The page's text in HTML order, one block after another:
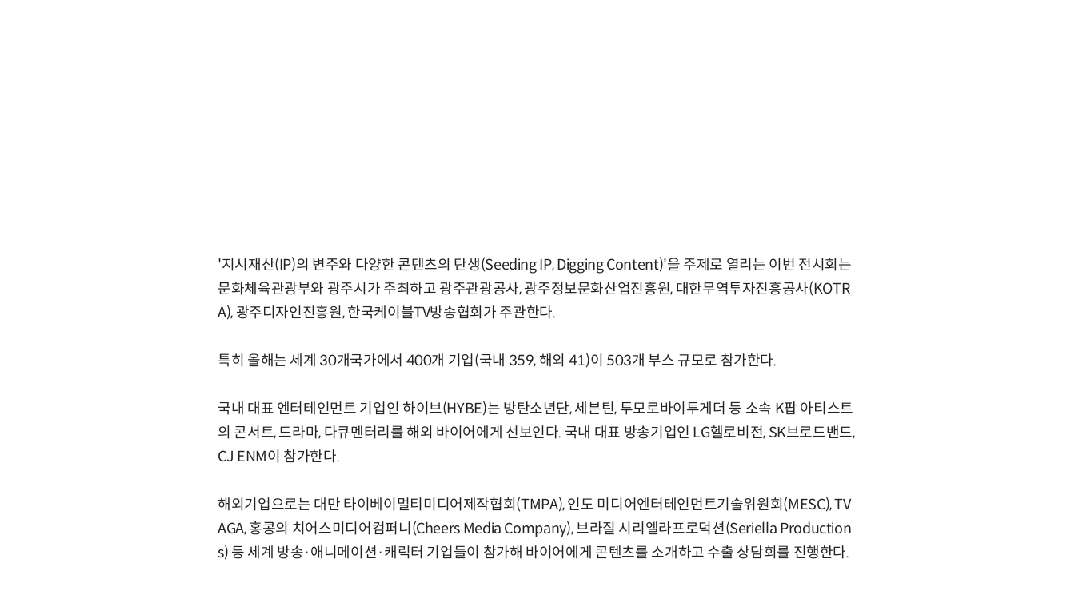
'지시재산(IP)의 변주와 다양한 콘텐츠의 탄생(Seeding IP, Digging Content)'을 주제로 열리는 이번 전시회는
문화체육관광부와 광주시가 주최하고 광주관광공사, 광주정보문화산업진흥원, 대한무역투자진흥공사(KOTR
A), 광주디자인진흥원, 한국케이블TV방송협회가 주관한다.
특히 올해는 세계 30개국가에서 400개 기업(국내 359, 해외 41)이 503개 부스 규모로 참가한다.
국내 대표 엔터테인먼트 기업인 하이브(HYBE)는 방탄소년단, 세븐틴, 투모로바이투게더 등 소속 K팝 아티스트
의 콘서트, 드라마, 다큐멘터리를 해외 바이어에게 선보인다. 국내 대표 방송기업인 LG헬로비전, SK브로드밴드,
CJ ENM이 참가한다.
해외기업으로는 대만 타이베이멀티미디어제작협회(TMPA), 인도 미디어엔터테인먼트기술위원회(MESC), TV
AGA, 홍콩의 치어스미디어컴퍼니(Cheers Media Company), 브라질 시리엘라프로덕션(Seriella Production
s) 등 세계 방송·애니메이션·캐릭터 기업들이 참가해 바이어에게 콘텐츠를 소개하고 수출 상담회를 진행한다.